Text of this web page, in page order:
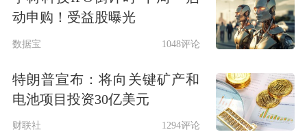
动申购！受益股曝光
数据宝 1048评论
特朗普宣布：将向关键矿产和
电池项目投资30亿美元
财联社 1294评论